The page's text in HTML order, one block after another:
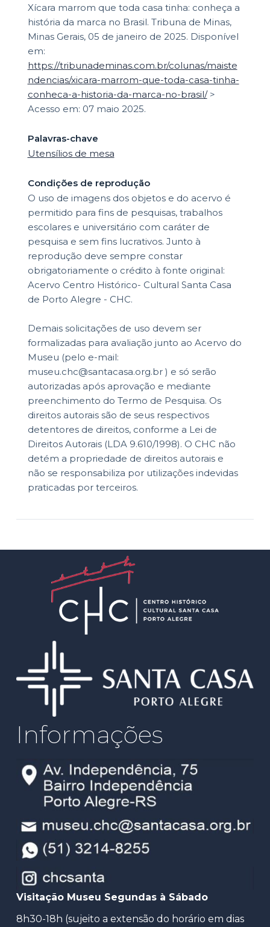
Xícara marrom que toda casa tinha: conheça a
história da marca no Brasil. Tribuna de Minas,
Minas Gerais, 05 de janeiro de 2025. Disponível
em:
https://tribunademinas.com.br/colunas/maiste
ndencias/xicara-marrom-que-toda-casa-tinha-
conheca-a-historia-da-marca-no-brasil/>
Acesso em: 07 maio 2025.
Palavras-chave
Utensílios de mesa
Condições de reprodução
O uso de imagens dos objetos e do acervo é
permitido para fins de pesquisas, trabalhos
escolares e universitário com caráter de
pesquisa e sem fins lucrativos. Junto à
reprodução deve sempre constar
obrigatoriamente o crédito à fonte original:
Acervo Centro Histórico- Cultural Santa Casa
de Porto Alegre - CHC.
Demais solicitações de uso devem ser
formalizadas para avaliação junto ao Acervo do
Museu (pelo e-mail:
museu.chc@santacasa.org.br ) e só serão
autorizadas após aprovação e mediante
preenchimento do Termo de Pesquisa. Os
direitos autorais são de seus respectivos
detentores de direitos, conforme a Lei de
Direitos Autorais (LDA 9.610/1998). O CHC não
detém a propriedade de direitos autorais e
não se responsabiliza por utilizações indevidas
praticadas por terceiros.
Informações
Visitação Museu Segundas à Sábado
8h30-18h (sujeito a extensão do horário em dias